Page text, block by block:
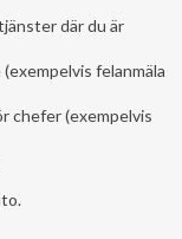
där du är
felanmäla
chefer (exempelvis